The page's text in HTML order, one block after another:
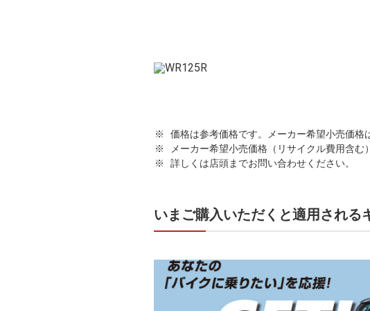
価格は参考価格です。メーカー希望小売価格
メーカー希望小売価格（リサイクル費用含
詳しくは店頭までお問い合わせください。
いまご購入いただくと適用される